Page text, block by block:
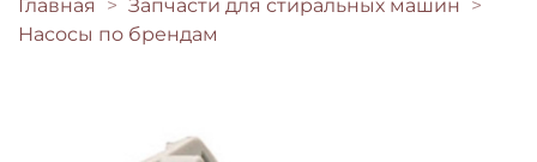
Главная
Запчасти для стиральных машин
Насосы по брендам